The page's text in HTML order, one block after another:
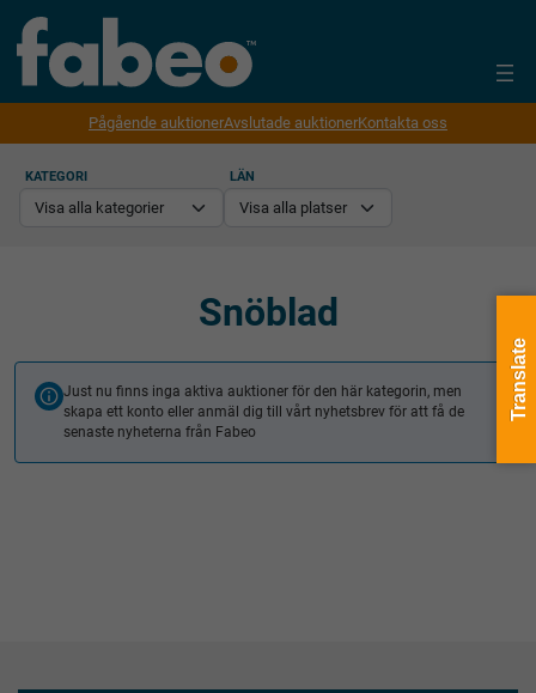
Pågående auktionerAvslutade auktionerKontakta oss
KATEGORI LÄN
Snöblad
Just nu finns inga aktiva auktioner för den här kategorin, men
skapa ett konto eller anmäl dig till vårt nyhetsbrev för att få de
senaste nyheterna från Fabeo
Translate